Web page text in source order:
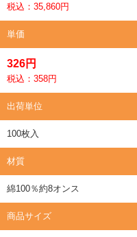
税込：35,860円
単価
326円
税込：358円
出荷単位
100枚入
材質
綿100％約8オンス
商品サイズ